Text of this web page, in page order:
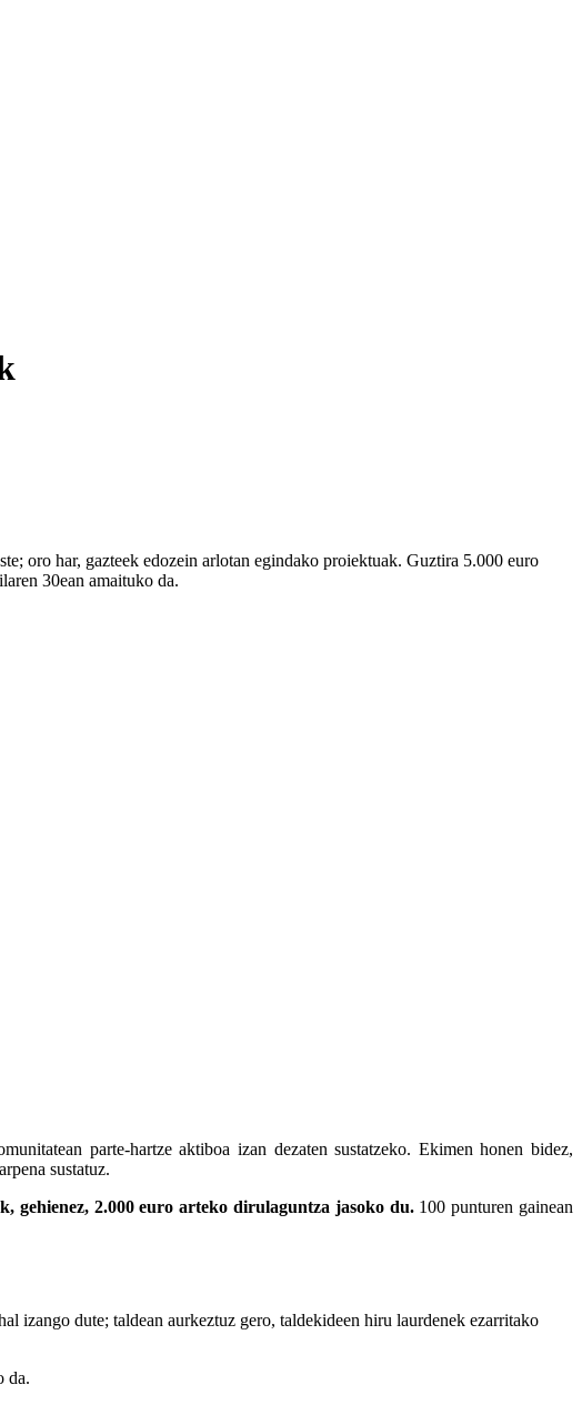
oro har, gazteek edozein arlotan egindako proiektuak. Guztira 5.000 euro
30ean amaituko da.
parte-hartze aktiboa izan dezaten sustatzeko. Ekimen honen bidez,
sustatuz.
gehienez, 2.000 euro arteko dirulaguntza jasoko du.100 punturen gainean
izango dute; taldean aurkeztuz gero, taldekideen hiru laurdenek ezarritako
da.